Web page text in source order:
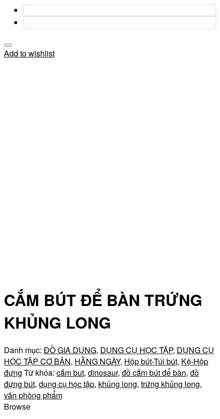
Add to wishlist
CẮM BÚT ĐỂ BÀN TRỨNG
KHỦNG LONG
Danh mục: ĐỒ GIA DỤNG, DỤNG CỤ HỌC TẬP, DỤNG CỤ
HỌC TẬP CƠ BẢN, HẰNG NGÀY, Hộp bút-Túi bút, Kệ-Hộp
đựng Từ khóa: cắm but, dinosaur, đồ cắm bút để bàn, đồ
đựng bút, dụng cụ học tập, khủng long, trứng khủng long,
văn phòng phẩm
Browse